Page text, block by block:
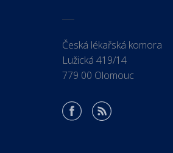
Česká lékařská komora
Lužická 419/14
779 00 Olomouc